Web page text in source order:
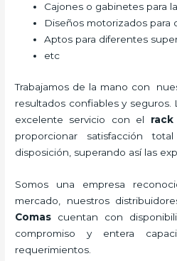
Cajones o gabinetes para
Diseños motorizados para
Aptos para diferentes
etc
Trabajamos de la mano con
resultados confiables y
excelente servicio con el
proporcionar satisfacción
disposición, superando así las
Somos una empresa
mercado, nuestros
Comas cuentan con
compromiso y entera
requerimientos.